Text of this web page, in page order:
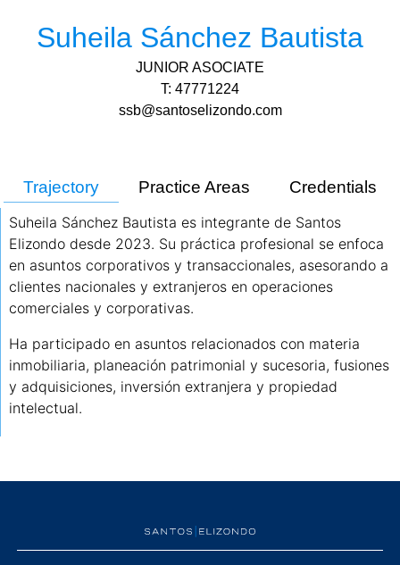
Suheila Sánchez Bautista
JUNIOR ASOCIATE
T: 47771224
ssb@santoselizondo.com
Trajectory Practice Areas Credentials
Suheila Sánchez Bautista es integrante de Santos
Elizondo desde 2023. Su práctica profesional se enfoca
en asuntos corporativos y transaccionales, asesorando a
clientes nacionales y extranjeros en operaciones
comerciales y corporativas.
Ha participado en asuntos relacionados con materia
inmobiliaria, planeación patrimonial y sucesoria, fusiones
y adquisiciones, inversión extranjera y propiedad
intelectual.